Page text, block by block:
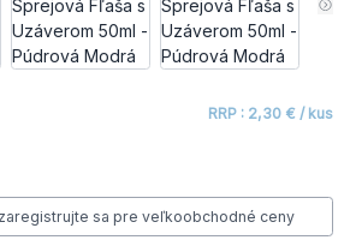
RRP : 2,30 € / kus
sa pre veľkoobchodné ceny